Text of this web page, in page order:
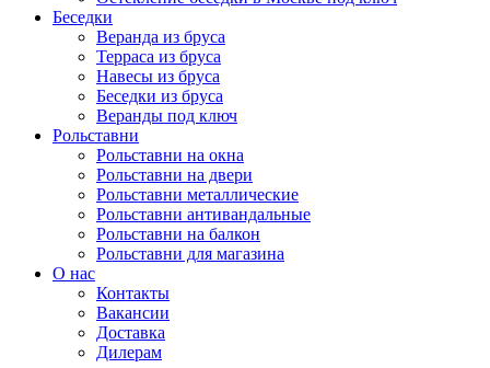
Беседки
Веранда из бруса
Терраса из бруса
Навесы из бруса
Беседки из бруса
Веранды под ключ
Рольставни
Рольставни на окна
Рольставни на двери
Рольставни металлические
Рольставни антивандальные
Рольставни на балкон
Рольставни для магазина
О нас
Контакты
Вакансии
Доставка
Дилерам